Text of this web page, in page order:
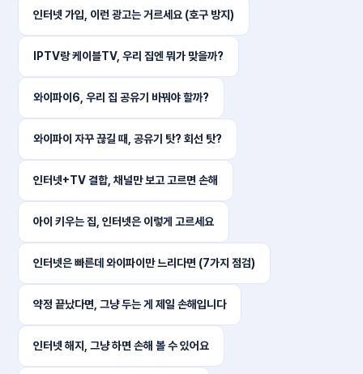
인터넷 가입, 이런 광고는 거르세요 (호구 방지)
IPTV랑 케이블TV, 우리 집엔 뭐가 맞을까?
와이파이6, 우리 집 공유기 바꿔야 할까?
와이파이 자꾸 끊길 때, 공유기 탓? 회선 탓?
인터넷+TV 결합, 채널만 보고 고르면 손해
아이 키우는 집, 인터넷은 이렇게 고르세요
인터넷은 빠른데 와이파이만 느리다면 (7가지 점검)
약정 끝났다면, 그냥 두는 게 제일 손해입니다
인터넷 해지, 그냥 하면 손해 볼 수 있어요